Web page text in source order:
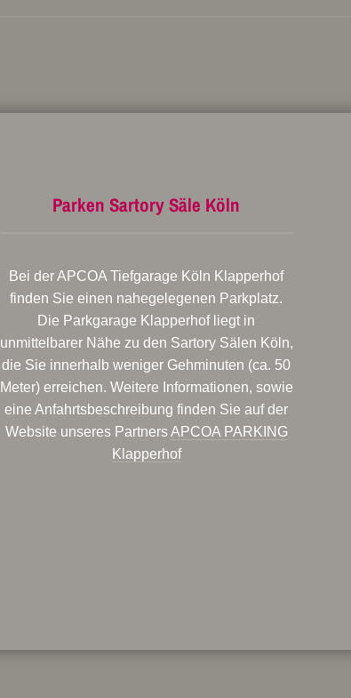
Parken Sartory Säle Köln
Bei der APCOA Tiefgarage Köln Klapperhof
finden Sie einen nahegelegenen Parkplatz.
Die Parkgarage Klapperhof liegt in
unmittelbarer Nähe zu den Sartory Sälen Köln,
die Sie innerhalb weniger Gehminuten (ca. 50
Meter) erreichen. Weitere Informationen, sowie
eine Anfahrtsbeschreibung finden Sie auf der
Website unseres PartnersAPCOA PARKING
Klapperhof